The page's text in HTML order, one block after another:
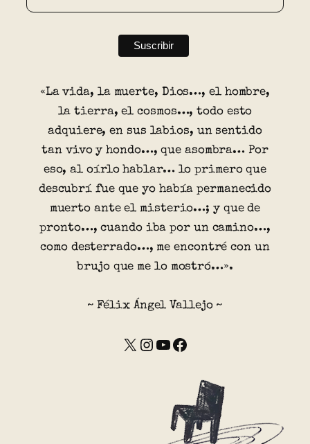
«La vida, la muerte, Dios…, el hombre,
la tierra, el cosmos…, todo esto
adquiere, en sus labios, un sentido
tan vivo y hondo…, que asombra… Por
eso, al oírlo hablar… lo primero que
descubrí fue que yo había permanecido
muerto ante el misterio…; y que de
pronto…, cuando iba por un camino…,
como desterrado…, me encontré con un
brujo que me lo mostró…».
~ Félix Ángel Vallejo ~
X Instagram YouTube Facebook